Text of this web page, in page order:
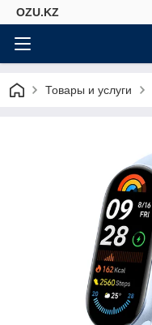
OZU.KZ
Товары и услуги